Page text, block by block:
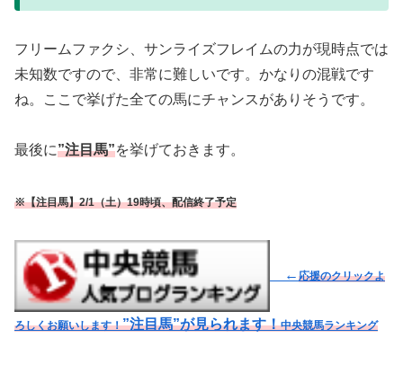
フリームファクシ、サンライズフレイムの力が現時点では
未知数ですので、非常に難しいです。かなりの混戦です
ね。ここで挙げた全ての馬にチャンスがありそうです。
最後に”注目馬”を挙げておきます。
※【注目馬】2/1（土）19時頃、配信終了予定
← 応援のクリックよ
ろしくお願いします！”注目馬”が見られます！中央競馬ランキング